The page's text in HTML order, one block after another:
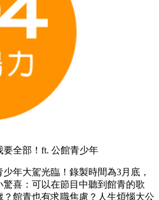
全部！ft. 公館青少年
年大駕光臨！錄製時間為3月底，
喜：可以在節目中聽到館青的歌
？館青也有求職焦慮？人生煩惱大公